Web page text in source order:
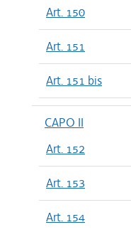
Art. 150
Art. 151
Art. 151 bis
CAPO II
Art. 152
Art. 153
Art. 154